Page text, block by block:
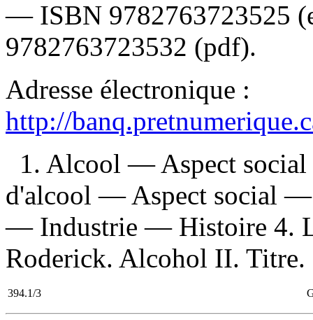
— ISBN 9782763723525
9782763723532 (pdf).
Adresse électronique :
http://
1. Alcool — Aspect
d'alcool — Aspect social —
— Industrie — Histoire 4.
Roderick. Alcohol II. Titre.
394.1/3